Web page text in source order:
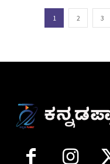
1 2 3